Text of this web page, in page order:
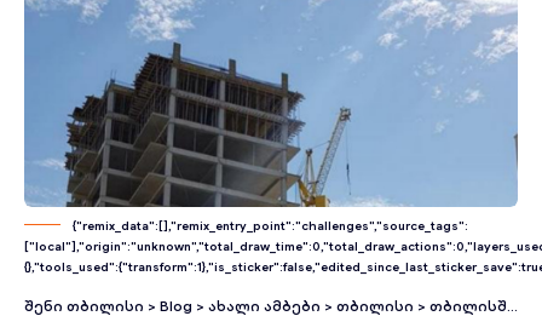
{"remix_data":[],"remix_entry_point":"challenges","source_tags":
შენი თბილისი > Blog > ახალი ამბები > თბილისი > თბილისში 34 ბინა ექსპლუატაციაში არ მიიღეს